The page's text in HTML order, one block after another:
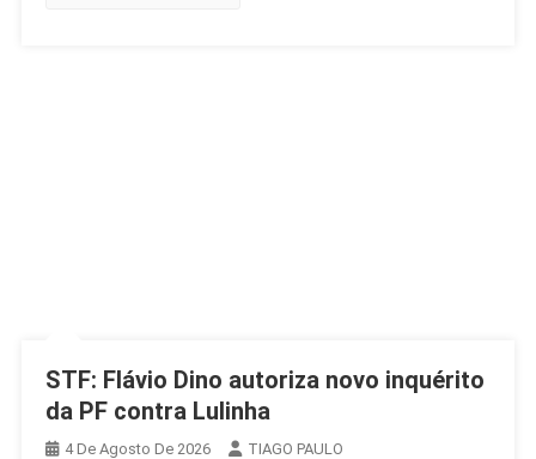
STF: Flávio Dino autoriza novo inquérito
da PF contra Lulinha
4 De Agosto De 2026
TIAGO PAULO